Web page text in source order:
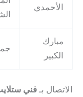
الأحمدي
مبارك
الكبير
الاتصال بـ فني